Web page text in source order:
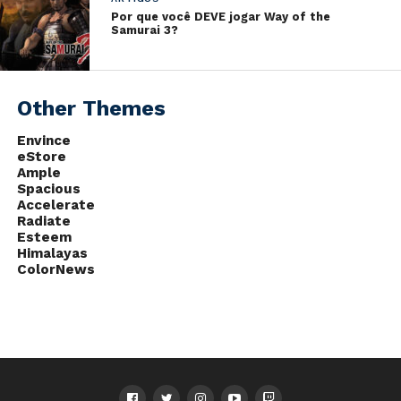
Por que você DEVE jogar Way of the
Samurai 3?
Other Themes
Envince
eStore
Ample
Spacious
Accelerate
Radiate
Esteem
Himalayas
ColorNews